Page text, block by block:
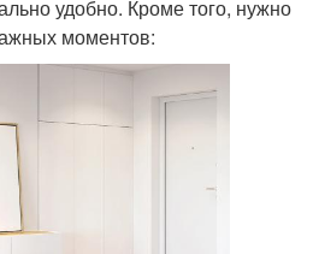
удобно. Кроме того, нужно
моментов: